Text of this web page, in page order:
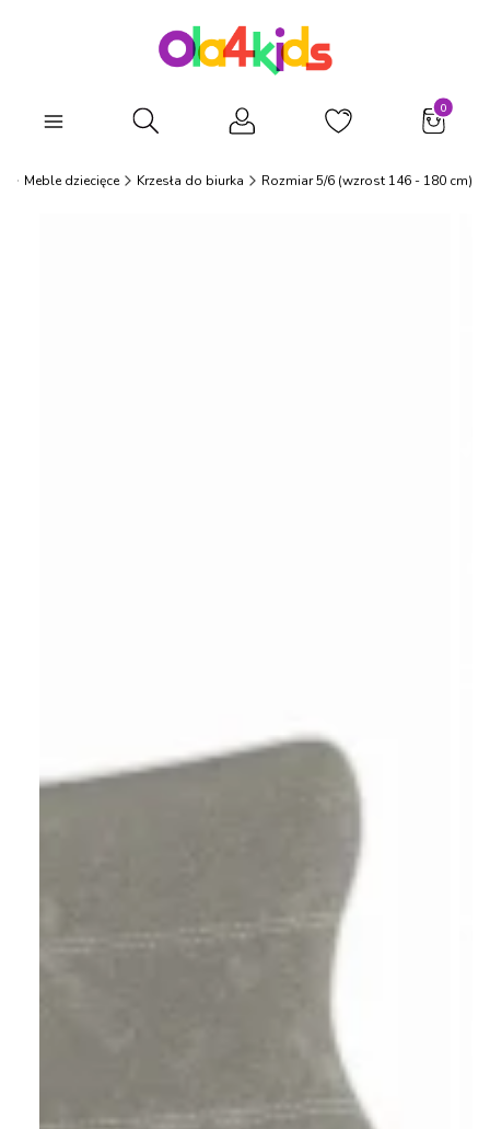
Otwórz wyszukiwarkę
Meble dziecięce Krzesła do biurka Rozmiar 5/6 (wzrost 146 - 180 cm)